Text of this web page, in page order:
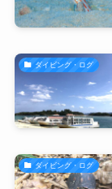
ダイビング・ログ
ダイビング・ログ